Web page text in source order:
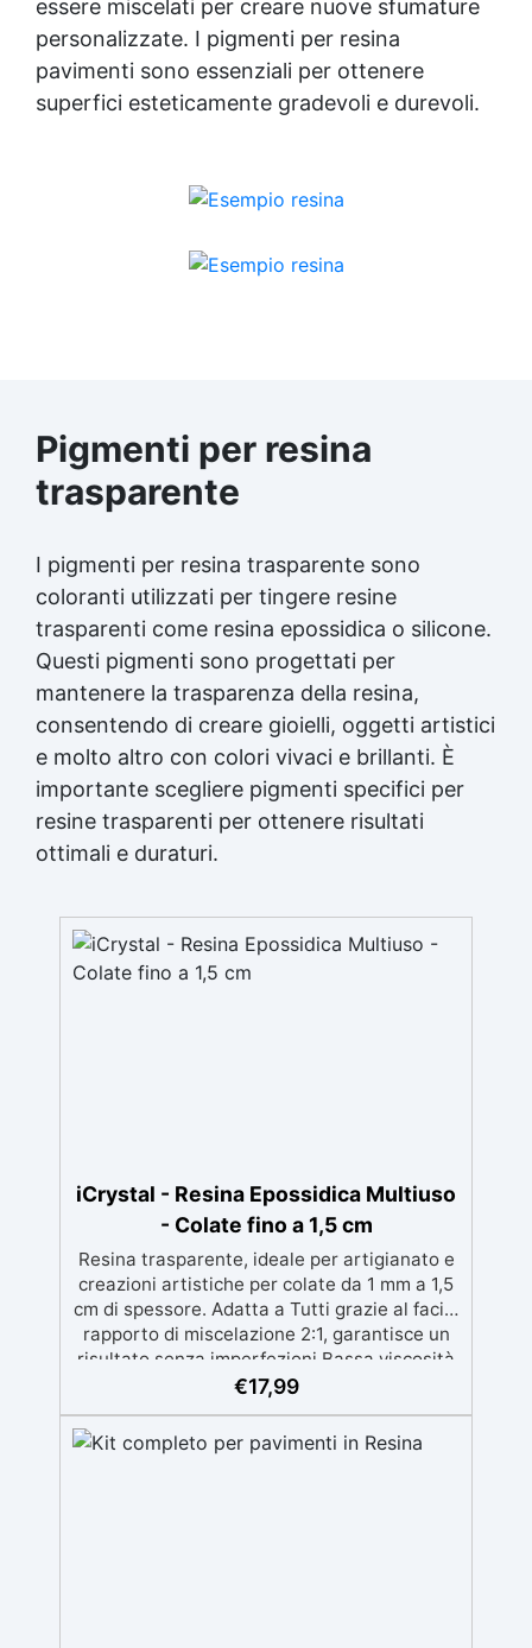
essere miscelati per creare nuove sfumature
personalizzate. I pigmenti per resina
pavimenti sono essenziali per ottenere
superfici esteticamente gradevoli e durevoli.
Pigmenti per resina
trasparente
I pigmenti per resina trasparente sono
coloranti utilizzati per tingere resine
trasparenti come resina epossidica o silicone.
Questi pigmenti sono progettati per
mantenere la trasparenza della resina,
consentendo di creare gioielli, oggetti artistici
e molto altro con colori vivaci e brillanti. È
importante scegliere pigmenti specifici per
resine trasparenti per ottenere risultati
ottimali e duraturi.
iCrystal - Resina Epossidica Multiuso
- Colate fino a 1,5 cm
Resina trasparente, ideale per artigianato e
creazioni artistiche per colate da 1 mm a 1,5
cm di spessore. Adatta a Tutti grazie al facile
rapporto di miscelazione 2:1, garantisce un
risultato senza imperfezioni Bassa viscosità
per colate senza bolle, compatibile con
materiali. Certificata post-catalisi atossica e
sicura per il contatto con la pelle, Bpa Free e
€17,99